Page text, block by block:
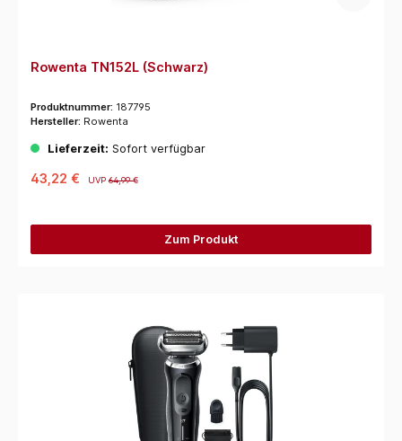
Rowenta TN152L (Schwarz)
Produktnummer: 187795
Hersteller: Rowenta
Lieferzeit: Sofort verfügbar
43,22 € UVP64,99 €
Zum Produkt